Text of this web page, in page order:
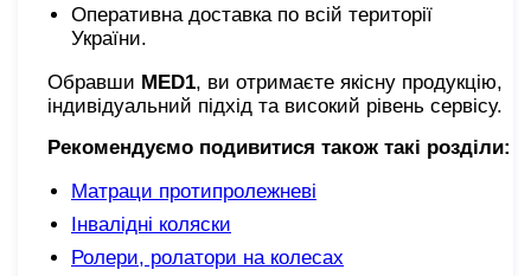
Оперативна доставка по всій території
України.
Обравши MED1, ви отримаєте якісну продукцію,
індивідуальний підхід та високий рівень сервісу.
Рекомендуємо подивитися також такі розділи:
Матраци протипролежневі
Інвалідні коляски
Ролери, ролатори на колесах